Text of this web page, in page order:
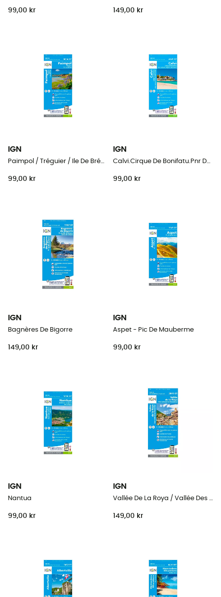
99,00 kr 149,00 kr
IGN
Paimpol / Tréguier / Ile De Bréhat
99,00 kr
IGN
Calvi.Cirque De Bonifatu.Pnr De Corse
99,00 kr
IGN
Bagnères De Bigorre
149,00 kr
IGN
Aspet - Pic De Mauberme
99,00 kr
IGN
Nantua
99,00 kr
IGN
Vallée De La Roya / Vallée Des Merveilles / Pn Du Mercantour
149,00 kr